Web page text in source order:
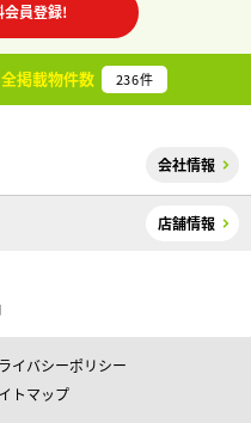
会員登録!
全掲載物件数 236件
会社情報
店舗情報
イバシーポリシー
トマップ